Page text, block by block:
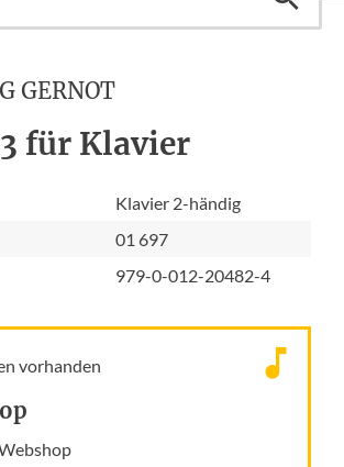
GERNOT
für Klavier
Klavier 2-händig
01 697
979-0-012-20482-4
vorhanden